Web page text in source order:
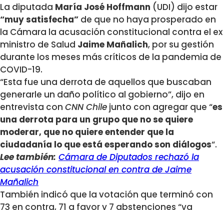
La diputada María José Hoffmann (UDI) dijo estar
“muy satisfecha” de que no haya prosperado en
la Cámara la acusación constitucional contra el ex
ministro de Salud Jaime Mañalich, por su gestión
durante los meses más críticos de la pandemia de
COVID-19.
“Esta fue una derrota de aquellos que buscaban
generarle un daño político al gobierno”, dijo en
entrevista con CNN Chile junto con agregar que “es
una derrota para un grupo que no se quiere
moderar, que no quiere entender que la
ciudadanía lo que está esperando son diálogos“.
Lee también: Cámara de Diputados rechazó la
acusación constitucional en contra de Jaime
Mañalich
También indicó que la votación que terminó con
73 en contra, 71 a favor y 7 abstenciones “va